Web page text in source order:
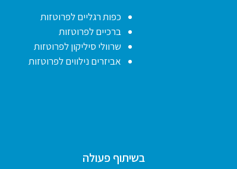
כפות רגליים לפרוטזות
ברכיים לפרוטזות
שרוולי סיליקון לפרוטזות
אביזרים נילווים לפרוטזות
בשיתוף פעולה